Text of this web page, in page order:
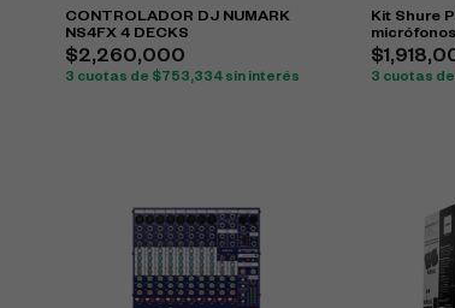
CONTROLADOR DJ NUMARK
NS4FX 4 DECKS
$2,260,000
3 cuotas de $ 753,334 sin interés
Kit Shure
PGA57
$
3 cuotas de